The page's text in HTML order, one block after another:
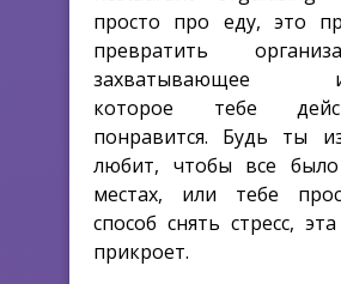
просто про еду, это
превратить
захватывающее
которое тебе
понравится. Будь ты
любит, чтобы все
местах, или тебе
способ снять стресс,
прикроет.